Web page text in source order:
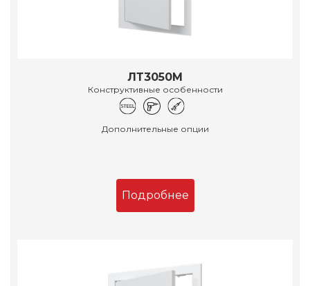
ЛТ3050М
Конструктивные особенности
Дополнительные опции
Подробнее